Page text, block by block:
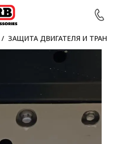
/ ЗАЩИТА ДВИГАТЕЛЯ И